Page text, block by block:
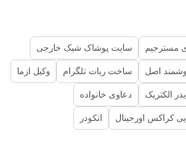
مسترجیم سایت پوشاک شیک خارجی
اصل ساخت ربات تلگرام وکیل ازما
الکتریک دعاوی خانواده
کراکس اورجینال انکودر